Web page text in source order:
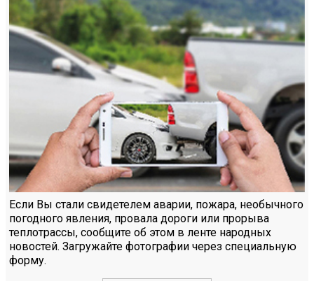
Если Вы стали свидетелем аварии, пожара, необычного
погодного явления, провала дороги или прорыва
теплотрассы, сообщите об этом в ленте народных
новостей. Загружайте фотографии через специальную
форму.